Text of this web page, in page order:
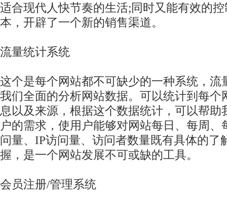
适合现代人快节奏的生活;同时又能有效的
本，开辟了一个新的销售渠道。
流量统计系统
这个是每个网站都不可缺少的一种系统，流
我们全面的分析网站数据。可以统计到每个
息以及来源，根据这个数据统计，可以帮助
户的需求，使用户能够对网站每日、每周、
问量、IP访问量、访问者数量既有具体的了
握，是一个网站发展不可或缺的工具。
会员注册/管理系统